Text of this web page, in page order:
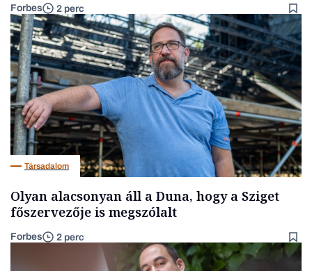
Forbes 2 perc
Társadalom
Olyan alacsonyan áll a Duna, hogy a Sziget
főszervezője is megszólalt
Forbes 2 perc